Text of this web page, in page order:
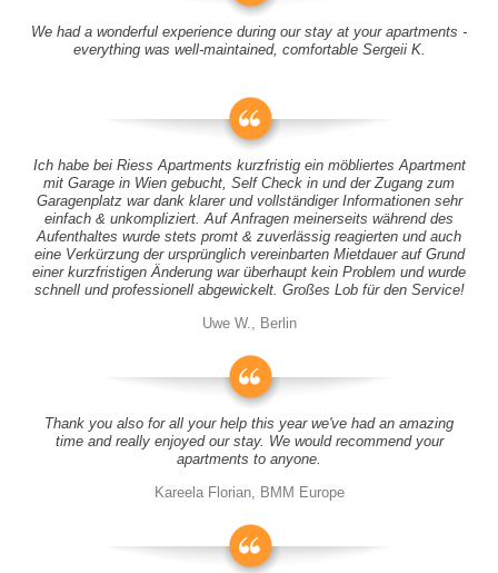
We had a wonderful experience during our stay at your apartments -
everything was well-maintained, comfortable Sergeii K.
Ich habe bei Riess Apartments kurzfristig ein möbliertes Apartment
mit Garage in Wien gebucht, Self Check in und der Zugang zum
Garagenplatz war dank klarer und vollständiger Informationen sehr
einfach & unkompliziert. Auf Anfragen meinerseits während des
Aufenthaltes wurde stets promt & zuverlässig reagierten und auch
eine Verkürzung der ursprünglich vereinbarten Mietdauer auf Grund
einer kurzfristigen Änderung war überhaupt kein Problem und wurde
schnell und professionell abgewickelt. Großes Lob für den Service!
Uwe W., Berlin
Thank you also for all your help this year we've had an amazing
time and really enjoyed our stay. We would recommend your
apartments to anyone.
Kareela Florian, BMM Europe